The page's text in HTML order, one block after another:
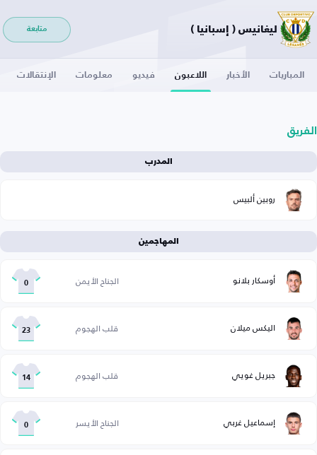
ليغانيس ( إسبانيا ) متابعة
المباريات الأخبار اللاعبون فيديو معلومات الإنتقالات
الفريق
المدرب
روبين ألبيس
المهاجمين
أوسكار بلانو الجناح الأيمن 0
اليكس ميلان قلب الهجوم 23
جبريل غويي قلب الهجوم 14
إسماعيل غربي الجناح الأيسر 0